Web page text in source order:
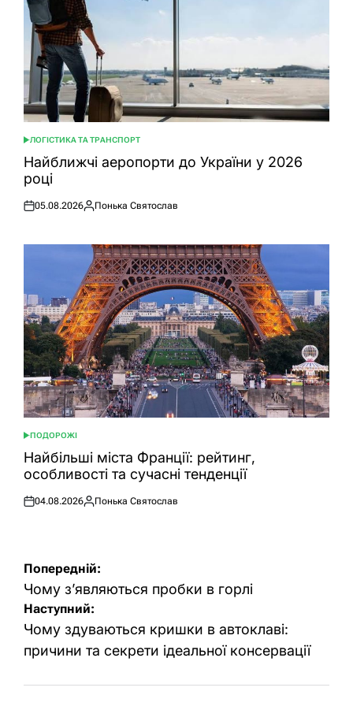
ОПУБЛІКУВАТИ
У
ЛОГІСТИКА ТА ТРАНСПОРТ
Найближчі аеропорти до України у 2026
році
Оприлюднено
05.08.2026
Опубліковано
Понька Святослав
ОПУБЛІКУВАТИ
У
ПОДОРОЖІ
Найбільші міста Франції: рейтинг,
особливості та сучасні тенденції
Оприлюднено
04.08.2026
Опубліковано
Понька Святослав
Навігація
записів
Попередній:
Чому з’являються пробки в горлі
Наступний:
Чому здуваються кришки в автоклаві:
причини та секрети ідеальної консервації